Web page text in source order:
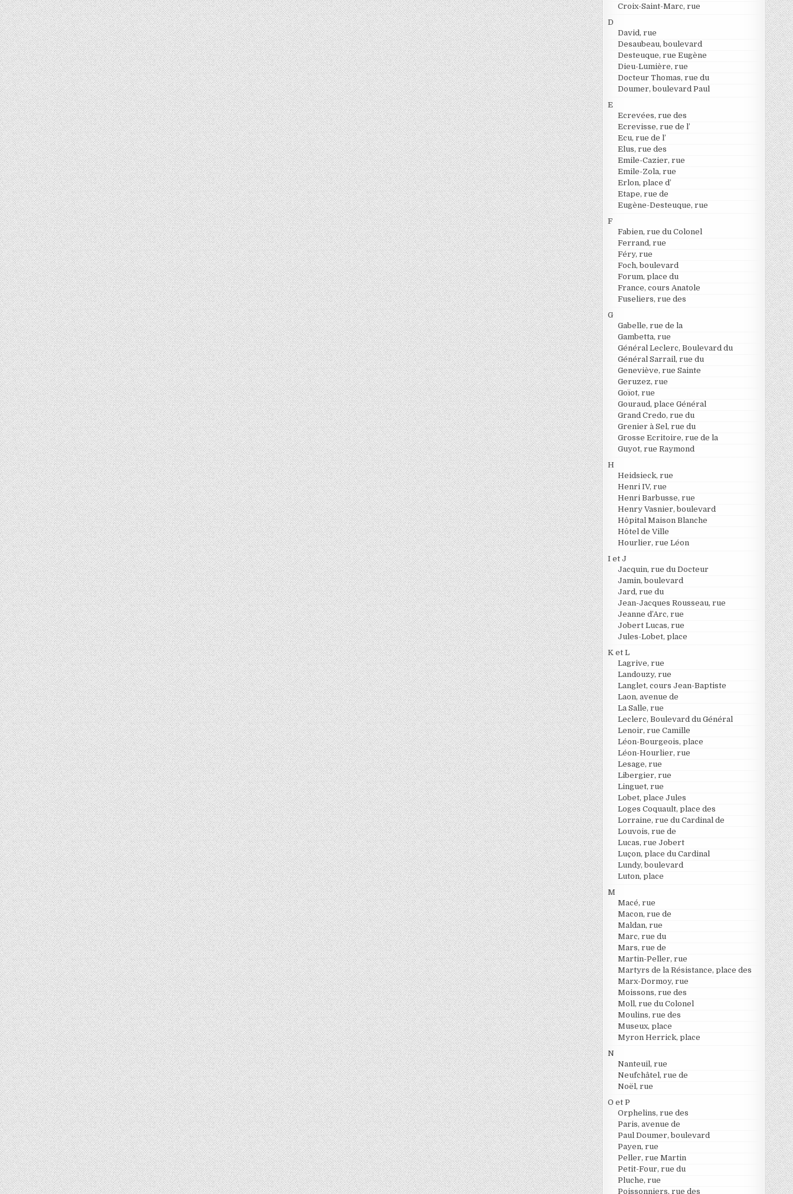
Croix-Saint-Marc, rue
D
David, rue
Desaubeau, boulevard
Desteuque, rue Eugène
Dieu-Lumière, rue
Docteur Thomas, rue du
Doumer, boulevard Paul
E
Ecrevées, rue des
Ecrevisse, rue de l’
Ecu, rue de l’
Elus, rue des
Emile-Cazier, rue
Emile-Zola, rue
Erlon, place d’
Etape, rue de
Eugène-Desteuque, rue
F
Fabien, rue du Colonel
Ferrand, rue
Féry, rue
Foch, boulevard
Forum, place du
France, cours Anatole
Fuseliers, rue des
G
Gabelle, rue de la
Gambetta, rue
Général Leclerc, Boulevard du
Général Sarrail, rue du
Geneviève, rue Sainte
Geruzez, rue
Goïot, rue
Gouraud, place Général
Grand Credo, rue du
Grenier à Sel, rue du
Grosse Ecritoire, rue de la
Guyot, rue Raymond
H
Heidsieck, rue
Henri IV, rue
Henri Barbusse, rue
Henry Vasnier, boulevard
Hôpital Maison Blanche
Hôtel de Ville
Hourlier, rue Léon
I et J
Jacquin, rue du Docteur
Jamin, boulevard
Jard, rue du
Jean-Jacques Rousseau, rue
Jeanne d’Arc, rue
Jobert Lucas, rue
Jules-Lobet, place
K et L
Lagrive, rue
Landouzy, rue
Langlet, cours Jean-Baptiste
Laon, avenue de
La Salle, rue
Leclerc, Boulevard du Général
Lenoir, rue Camille
Léon-Bourgeois, place
Léon-Hourlier, rue
Lesage, rue
Libergier, rue
Linguet, rue
Lobet, place Jules
Loges Coquault, place des
Lorraine, rue du Cardinal de
Louvois, rue de
Lucas, rue Jobert
Luçon, place du Cardinal
Lundy, boulevard
Luton, place
M
Macé, rue
Macon, rue de
Maldan, rue
Marc, rue du
Mars, rue de
Martin-Peller, rue
Martyrs de la Résistance, place des
Marx-Dormoy, rue
Moissons, rue des
Moll, rue du Colonel
Moulins, rue des
Museux, place
Myron Herrick, place
N
Nanteuil, rue
Neufchâtel, rue de
Noël, rue
O et P
Orphelins, rue des
Paris, avenue de
Paul Doumer, boulevard
Payen, rue
Peller, rue Martin
Petit-Four, rue du
Pluche, rue
Poissonniers, rue des